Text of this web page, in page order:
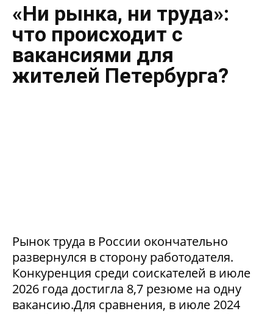
«Ни рынка, ни труда»:
что происходит с
вакансиями для
жителей Петербурга?
Рынок труда в России окончательно
развернулся в сторону работодателя.
Конкуренция среди соискателей в июле
2026 года достигла 8,7 резюме на одну
вакансию.Для сравнения, в июле 2024